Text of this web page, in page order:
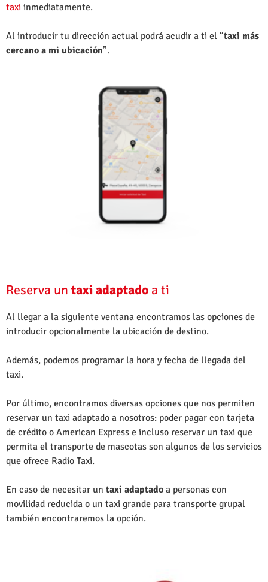
taxi inmediatamente.
Al introducir tu dirección actual podrá acudir a ti el “taxi más
cercano a mi ubicación”.
Reserva un taxi adaptado a ti
Al llegar a la siguiente ventana encontramos las opciones de
introducir opcionalmente la ubicación de destino.
Además, podemos programar la hora y fecha de llegada del
taxi.
Por último, encontramos diversas opciones que nos permiten
reservar un taxi adaptado a nosotros: poder pagar con tarjeta
de crédito o American Express e incluso reservar un taxi que
permita el transporte de mascotas son algunos de los servicios
que ofrece Radio Taxi.
En caso de necesitar un taxi adaptado a personas con
movilidad reducida o un taxi grande para transporte grupal
también encontraremos la opción.